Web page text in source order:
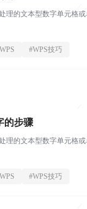
理的文本型数字单元格
WPS #WPS技巧
的步骤
理的文本型数字单元格
WPS #WPS技巧